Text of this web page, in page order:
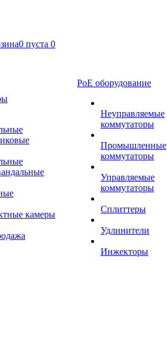
0 пуста 0
камеры
PoE оборудование
Неуправляемые
коммутаторы
Промышленные
коммутаторы
Управляемые
коммутаторы
Сплиттеры
Удлинители
Инжекторы